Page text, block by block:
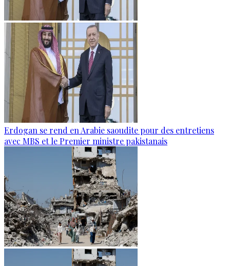
Erdogan se rend en Arabie saoudite pour des entretiens
avec MBS et le Premier ministre pakistanais